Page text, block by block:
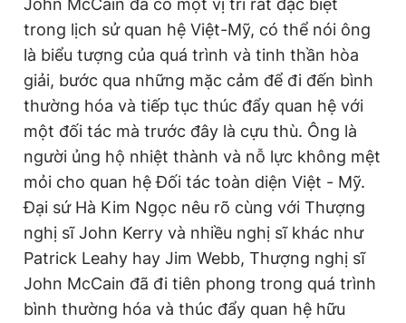
John McCain đã có một vị trí rất đặc biệt
trong lịch sử quan hệ Việt-Mỹ, có thể nói ông
là biểu tượng của quá trình và tinh thần hòa
giải, bước qua những mặc cảm để đi đến bình
thường hóa và tiếp tục thúc đẩy quan hệ với
một đối tác mà trước đây là cựu thù. Ông là
người ủng hộ nhiệt thành và nỗ lực không mệt
mỏi cho quan hệ Đối tác toàn diện Việt - Mỹ.
Đại sứ Hà Kim Ngọc nêu rõ cùng với Thượng
nghị sĩ John Kerry và nhiều nghị sĩ khác như
Patrick Leahy hay Jim Webb, Thượng nghị sĩ
John McCain đã đi tiên phong trong quá trình
bình thường hóa và thúc đẩy quan hệ hữu